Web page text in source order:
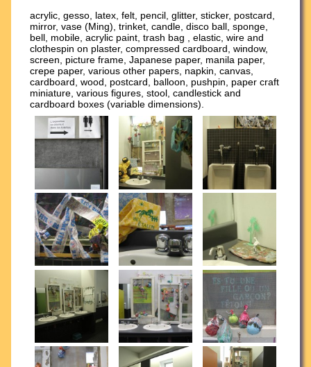
acrylic, gesso, latex, felt, pencil, glitter, sticker, postcard,
mirror, vase (Ming), trinket, candle, disco ball, sponge,
bell, mobile, acrylic paint, trash bag , elastic, wire and
clothespin on plaster, compressed cardboard, window,
screen, picture frame, Japanese paper, manila paper,
crepe paper, various other papers, napkin, canvas,
cardboard, wood, postcard, balloon, pushpin, paper craft
miniature, various figures, stool, candlestick and
cardboard boxes (variable dimensions).